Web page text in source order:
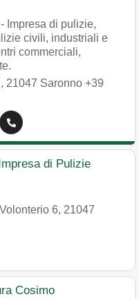
Impresa di pulizie,
civili, industriali e
commerciali,
, 21047 Saronno +39
di Pulizie
6, 21047
Cosimo